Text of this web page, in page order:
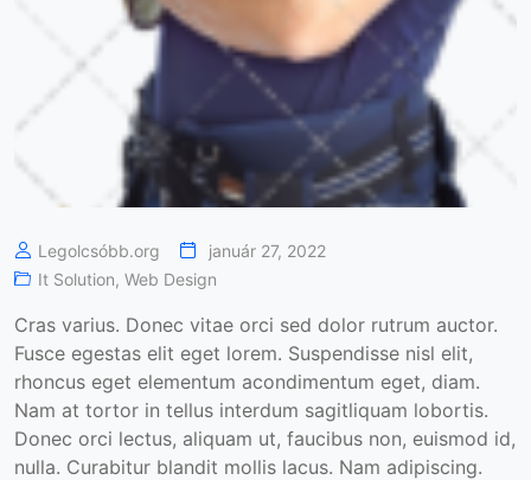
Legolcsóbb.org
január 27, 2022
It Solution, Web Design
Cras varius. Donec vitae orci sed dolor rutrum auctor.
Fusce egestas elit eget lorem. Suspendisse nisl elit,
rhoncus eget elementum acondimentum eget, diam.
Nam at tortor in tellus interdum sagitliquam lobortis.
Donec orci lectus, aliquam ut, faucibus non, euismod id,
nulla. Curabitur blandit mollis lacus. Nam adipiscing.